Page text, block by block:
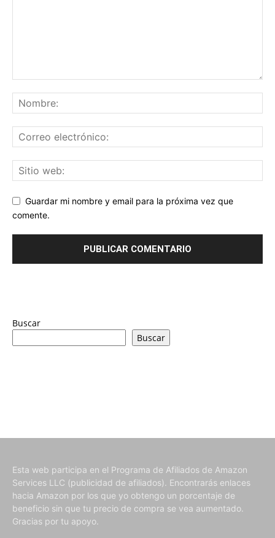
Guardar mi nombre y email para la próxima vez que
comente.
Buscar
Buscar
Esta web participa en el Programa de Afiliados de Amazon
Services LLC (publicidad de afiliados). Encontrarás enlaces
hacia Amazon por los que yo obtengo un porcentaje de
beneficio sin que tu precio de compra se vea aumentado.
Gracias por tu apoyo.